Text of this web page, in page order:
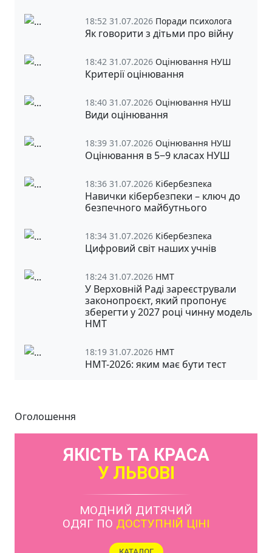
18:52 31.07.2026 Поради психолога
Як говорити з дітьми про війну
18:42 31.07.2026 Оцінювання НУШ
Критерії оцінювання
18:40 31.07.2026 Оцінювання НУШ
Види оцінювання
18:39 31.07.2026 Оцінювання НУШ
Оцінювання в 5‒9 класах НУШ
18:36 31.07.2026 Кібербезпека
Навички кібербезпеки – ключ до
безпечного майбутнього
18:34 31.07.2026 Кібербезпека
Цифровий світ наших учнів
18:24 31.07.2026 НМТ
У Верховній Раді зареєстрували
законопроєкт, який пропонує
зберегти у 2027 році чинну модель
НМТ
18:19 31.07.2026 НМТ
НМТ-2026: яким має бути тест
Оголошення